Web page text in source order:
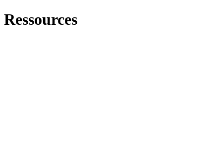
Ressources